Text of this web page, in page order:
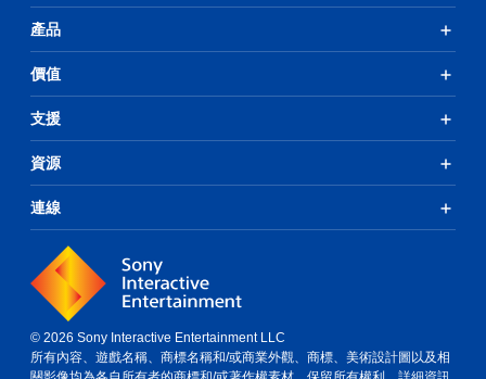
產品
價值
支援
資源
連線
© 2026 Sony Interactive Entertainment LLC
所有內容、遊戲名稱、商標名稱和/或商業外觀、商標、美術設計圖以及相